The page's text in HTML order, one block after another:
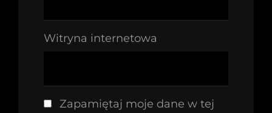
Witryna internetowa
Zapamiętaj moje dane w tej